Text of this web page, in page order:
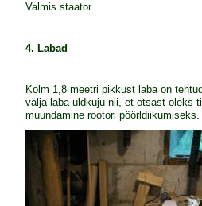
Valmis staator.
4. Labad
Kolm 1,8 meetri pikkust laba on
välja laba üldkuju nii, et otsast oleks
muundamine rootori